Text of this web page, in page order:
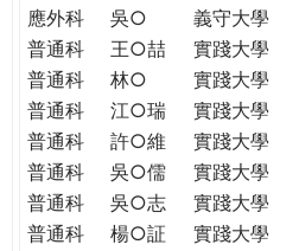
應外科
吳○ 義守大學
普通科
王○喆 實踐大學
普通科
林○ 實踐大學
普通科
江○瑞 實踐大學
普通科
許○維 實踐大學
普通科
吳○儒 實踐大學
普通科
吳○志 實踐大學
普通科
楊○証 實踐大學